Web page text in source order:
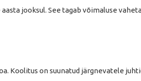
jooksul. See tagab võimaluse
Koolitus on suunatud järgnevatele